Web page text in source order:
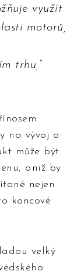
využít
motorů,
trhu,“
na vývoj a
může být
aniž by
nejen
koncové
velký